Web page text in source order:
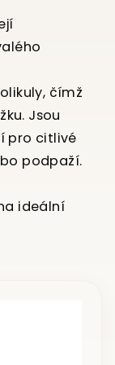
čímž
Jsou
pro citlivé
podpaží.
ideální